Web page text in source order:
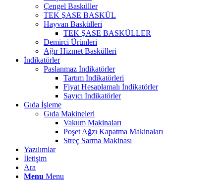
Çengel Basküller
TEK ŞASE BASKÜL
Hayvan Baskülleri
TEK ŞASE BASKÜLLER
Demirci Ürünleri
Ağır Hizmet Baskülleri
İndikatörler
Paslanmaz İndikatörler
Tartım İndikatörleri
Fiyat Hesaplamalı İndikatörler
Sayıcı İndikatörler
Gıda İşleme
Gıda Makineleri
Vakum Makinaları
Poşet Ağzı Kapatma Makinaları
Streç Sarma Makinası
Yazılımlar
İletişim
Ara
Menu Menu